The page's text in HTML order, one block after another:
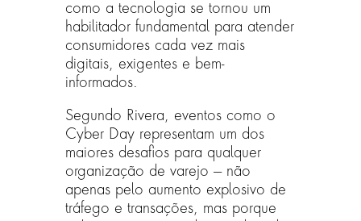
como a tecnologia se tornou um
habilitador fundamental para atender
consumidores cada vez mais
digitais, exigentes e bem-
informados.
Segundo Rivera, eventos como o
Cyber Day representam um dos
maiores desafios para qualquer
organização de varejo — não
apenas pelo aumento explosivo de
tráfego e transações, mas porque